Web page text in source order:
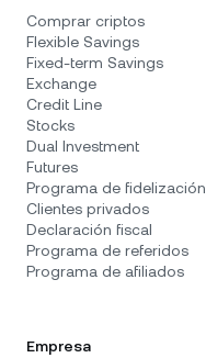
Comprar criptos
Flexible Savings
Fixed-term Savings
Exchange
Credit Line
Stocks
Dual Investment
Futures
Programa de fidelización
Clientes privados
Declaración fiscal
Programa de referidos
Programa de afiliados
Empresa